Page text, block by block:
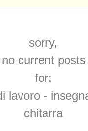
chitarra (9)
(1)
sorry,
current
for:
lavoro -
chitarra